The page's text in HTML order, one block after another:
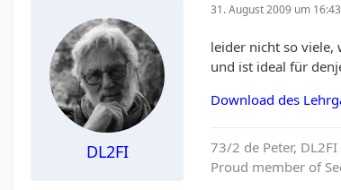
DL2FI
31. August 2009 um 16:43
leider nicht so viele,
und ist ideal für
Download des
73/2 de Peter, DL2FI
Proud member of